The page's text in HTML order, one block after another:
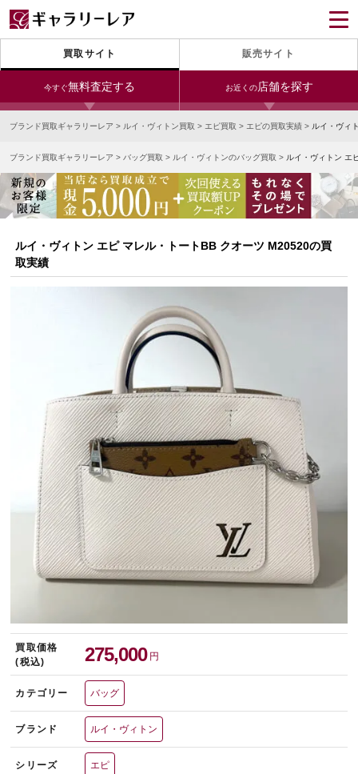
買取サイト 販売サイト
今すぐ無料査定する お近くの店舗を探す
24時間受付（対応時間10:00～19:00）
宅配買取を申し込む
無料の宅配キットをお届けします
今すぐ電話査定
受付時間 10:00～19:00
銀座本店 青山表参道店 新宿東口店
小田急新宿店 LAB東京 名古屋大須店
なんば店
中野ブロードウェイ
宅配買取を申し込む
無料の宅配キットをお届けします
ブランド買取ギャラリーレア > ルイ・ヴィトン買取 > エピ買取 > エピの買取実績 > ルイ・ヴィ
ブランド買取ギャラリーレア > バッグ買取 > ルイ・ヴィトンのバッグ買取 > ルイ・ヴィトン エ
ルイ・ヴィトン エピ マレル・トートBB クオーツ M20520の買
取実績
買取価格
(税込)
275,000 円
カテゴリー バッグ
ブランド ルイ・ヴィトン
シリーズ エピ